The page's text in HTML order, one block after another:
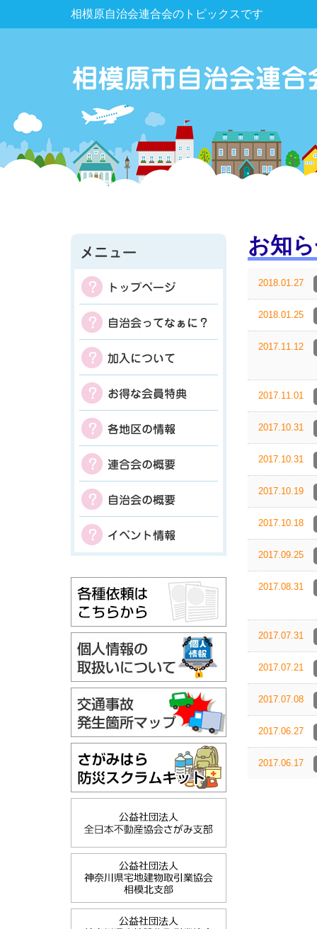
相模原自治会連合会のトピックスです
お知
2018.01.27
2018.01.25
2017.11.12
2017.11.01
2017.10.31
2017.10.31
2017.10.19
2017.10.18
2017.09.25
2017.08.31
2017.07.31
2017.07.21
2017.07.08
2017.06.27
2017.06.17